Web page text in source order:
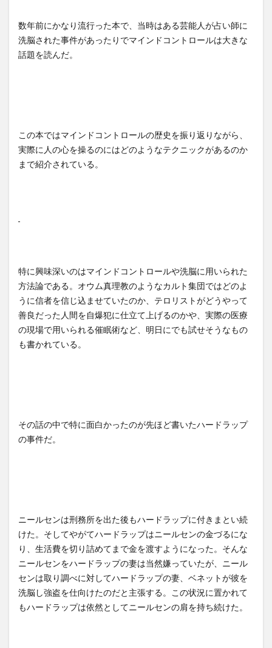
数年前にかなり流行った本で、当時はある芸能人が占い師に
洗脳された事件があったりでマインドコントロールは大きな
話題を読んだ。
この本ではマインドコントロールの歴史を振り返りながら、
実際に人の心を操るのにはどのようなテクニックがあるのか
まで紹介されている。
特に興味深いのはマインドコントロールや洗脳に用いられた
方法論である。オウム真理教のようなカルト集団ではどのよ
うに信者を信じ込ませていたのか、テロリストがどうやって
善良だった人間を自爆犯に仕立て上げるのかや、実際の医療
の現場で用いられる催眠術など、明日にでも試せそうなもの
も書かれている。
その話の中で特に面白かったのが先ほど書いたハードラップ
の事件だ。
ニールセンは刑務所を出た後もハードラップに付きまとい続
けた。そしてやがてハードラップはニールセンの金づるにな
り、生活費を切り詰めてまで金を渡すようになった。そんな
ニールセンをハードラップの妻は当然嫌っていたが、ニール
センは取り調べに対してハードラップの妻、ベネットが彼を
洗脳し強盗を仕向けたのだと主張する。この状況に置かれて
もハードラップは依然としてニールセンの肩を持ち続けた。